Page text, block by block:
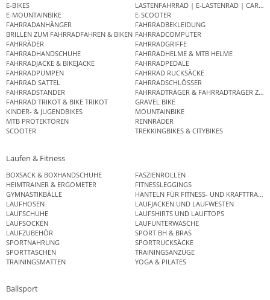
E-BIKES
LASTENFAHRRAD | E-LASTENRAD |
E-MOUNTAINBIKE
E-SCOOTER
FAHRRADANHÄNGER
FAHRRADBEKLEIDUNG
BRILLEN ZUM FAHRRADFAHREN & BIKEN FAHRRADCOMPUTER
FAHRRÄDER
FAHRRADGRIFFE
FAHRRADHANDSCHUHE
FAHRRADHELME & MTB HELME
FAHRRADJACKE & BIKEJACKE
FAHRRADPEDALE
FAHRRADPUMPEN
FAHRRAD RUCKSÄCKE
FAHRRAD SATTEL
FAHRRADSCHLÖSSER
FAHRRADSTÄNDER
FAHRRADTRÄGER & FAHRRADTRÄGER
FAHRRAD TRIKOT & BIKE TRIKOT
GRAVEL BIKE
KINDER- & JUGENDBIKES
MOUNTAINBIKE
MTB PROTEKTOREN
RENNRÄDER
SCOOTER
TREKKINGBIKES & CITYBIKES
Laufen & Fitness
BOXSACK & BOXHANDSCHUHE
FASZIENROLLEN
HEIMTRAINER & ERGOMETER
FITNESSLEGGINGS
GYMNASTIKBÄLLE
HANTELN FÜR FITNESS- UND
LAUFHOSEN
LAUFJACKEN UND LAUFWESTEN
LAUFSCHUHE
LAUFSHIRTS UND LAUFTOPS
LAUFSOCKEN
LAUFUNTERWÄSCHE
LAUFZUBEHÖR
SPORT BH & BRAS
SPORTNAHRUNG
SPORTRUCKSÄCKE
SPORTTASCHEN
TRAININGSANZÜGE
TRAININGSMATTEN
YOGA & PILATES
Ballsport